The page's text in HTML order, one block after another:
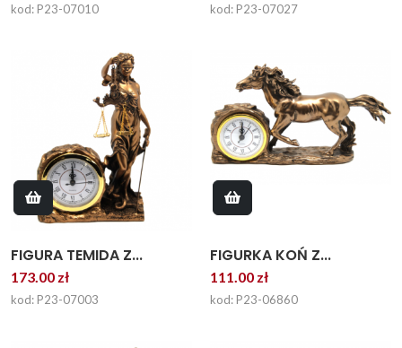
kod: P23-07010 kod: P23-07027
FIGURA TEMIDA Z...
173.00 zł
kod: P23-07003
FIGURKA KOŃ Z...
111.00 zł
kod: P23-06860